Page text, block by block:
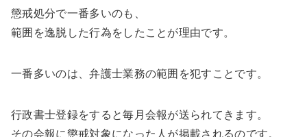
懲戒処分で一番多いのも、
範囲を逸脱した行為をしたことが理由です。
一番多いのは、弁護士業務の範囲を犯すことです。
行政書士登録をすると毎月会報が送られてきます。
その会報に懲戒対象になった人が掲載されるのです。